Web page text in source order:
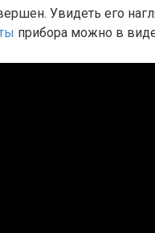
Увидеть его
прибора можно в